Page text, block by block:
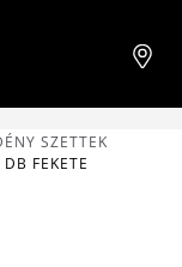
SZETTEK
FEKETE